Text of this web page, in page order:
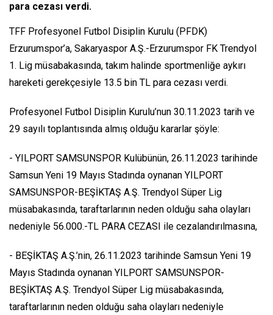
para cezası verdi.
TFF Profesyonel Futbol Disiplin Kurulu (PFDK)
Erzurumspor’a, Sakaryaspor A.Ş.-Erzurumspor FK Trendyol
1. Lig müsabakasında, takım halinde sportmenliğe aykırı
hareketi gerekçesiyle 13.5 bin TL para cezası verdi.
Profesyonel Futbol Disiplin Kurulu’nun 30.11.2023 tarih ve
29 sayılı toplantısında almış olduğu kararlar şöyle:
- YILPORT SAMSUNSPOR Kulübünün, 26.11.2023 tarihinde
Samsun Yeni 19 Mayıs Stadında oynanan YILPORT
SAMSUNSPOR-BEŞİKTAŞ A.Ş. Trendyol Süper Lig
müsabakasında, taraftarlarının neden olduğu saha olayları
nedeniyle 56.000.-TL PARA CEZASI ile cezalandırılmasına,
- BEŞİKTAŞ A.Ş.’nin, 26.11.2023 tarihinde Samsun Yeni 19
Mayıs Stadında oynanan YILPORT SAMSUNSPOR-
BEŞİKTAŞ A.Ş. Trendyol Süper Lig müsabakasında,
taraftarlarının neden olduğu saha olayları nedeniyle